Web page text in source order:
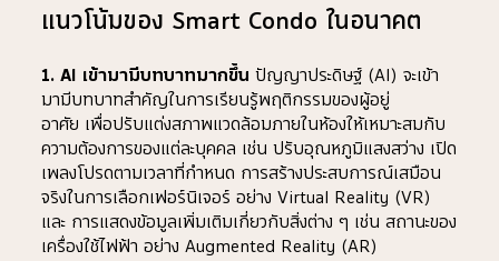
แนวโน้มของ Smart Condo ในอนาคต
1. AI เข้ามามีบทบาทมากขึ้น ปัญญาประดิษฐ์ (AI) จะเข้า
มามีบทบาทสำคัญในการเรียนรู้พฤติกรรมของผู้อยู่
อาศัย เพื่อปรับแต่งสภาพแวดล้อมภายในห้องให้เหมาะสมกับ
ความต้องการของแต่ละบุคคล เช่น ปรับอุณหภูมิแสงสว่าง เปิด
เพลงโปรดตามเวลาที่กำหนด การสร้างประสบการณ์เสมือน
จริงในการเลือกเฟอร์นิเจอร์ อย่าง Virtual Reality (VR)
และ การแสดงข้อมูลเพิ่มเติมเกี่ยวกับสิ่งต่าง ๆ เช่น สถานะของ
เครื่องใช้ไฟฟ้า อย่าง Augmented Reality (AR)